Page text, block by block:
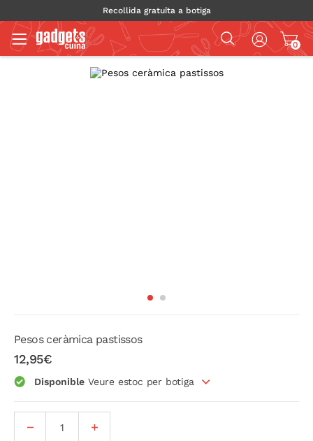
Recollida gratuïta a botiga
0
Pesos ceràmica pastissos
12,95€
Disponible Veure estoc per botiga